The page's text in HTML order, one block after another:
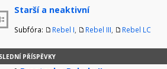
Starší a neaktivní
Subfóra: Rebel I Rebel III Rebel LC
PŘÍSPĚVKY